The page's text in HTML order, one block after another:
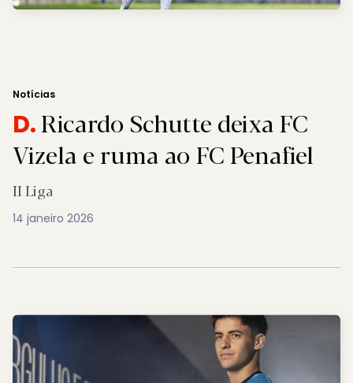
Notícias
D.Ricardo Schutte deixa FC
Vizela e ruma ao FC Penafiel
II Liga
14 janeiro 2026